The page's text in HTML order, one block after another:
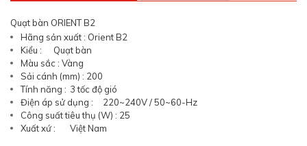
Quạt bàn ORIENT B2
Hãng sản xuất : Orient B2
Kiểu :
Quạt bàn
Màu sắc : Vàng
Sải cánh (mm) :
	2
00
Tính năng :
	3
tốc độ gió
Điện áp sử dụng :
220~240V / 50~60-Hz
Công suất tiêu thụ (W) :
	2
5
Xuất xứ :
	Việt Nam